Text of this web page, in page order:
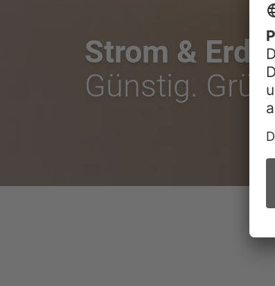
Strom &
Günstig.